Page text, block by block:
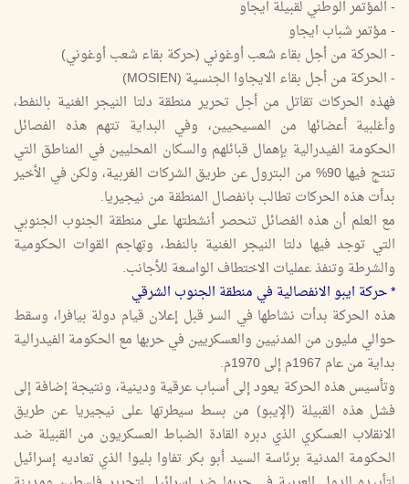
- المؤتمر الوطني لقبيلة ايجاو
- مؤتمر شباب ايجاو
- الحركة من أجل بقاء شعب أوغوني (حركة بقاء شعب أوغوني)
- الحركة من أجل بقاء الايجاوا الجنسية (MOSIEN)
فهذه الحركات تقاتل من أجل تحرير منطقة دلتا النيجر الغنية بالنفط،
وأغلبية أعضائها من المسيحيين، وفي البداية تتهم هذه الفصائل
الحكومة الفيدرالية بإهمال قبائلهم والسكان المحليين في المناطق التي
تنتج فيها 90% من البترول عن طريق الشركات الغربية، ولكن في الأخير
بدأت هذه الحركات تطالب بانفصال المنطقة من نيجيريا.
مع العلم أن هذه الفصائل تنحصر أنشطتها على منطقة الجنوب الجنوبي
التي توجد فيها دلتا النيجر الغنية بالنفط، وتهاجم القوات الحكومية
والشرطة وتنفذ عمليات الاختطاف الواسعة للأجانب.
* حركة ايبو الانفصالية في منطقة الجنوب الشرقي
هذه الحركة بدأت نشاطها في السر قبل إعلان قيام دولة بيافرا، وسقط
حوالي مليون من المدنيين والعسكريين في حربها مع الحكومة الفيدرالية
بداية من عام 1967م إلى 1970م.
وتأسيس هذه الحركة يعود إلى أسباب عرقية ودينية، ونتيجة إضافة إلى
فشل هذه القبيلة (الإيبو) من بسط سيطرتها على نيجيريا عن طريق
الانقلاب العسكري الذي دبره القادة الضباط العسكريون من القبيلة ضد
الحكومة المدنية برئاسة السيد أبو بكر تفاوا بليوا الذي تعاديه إسرائيل